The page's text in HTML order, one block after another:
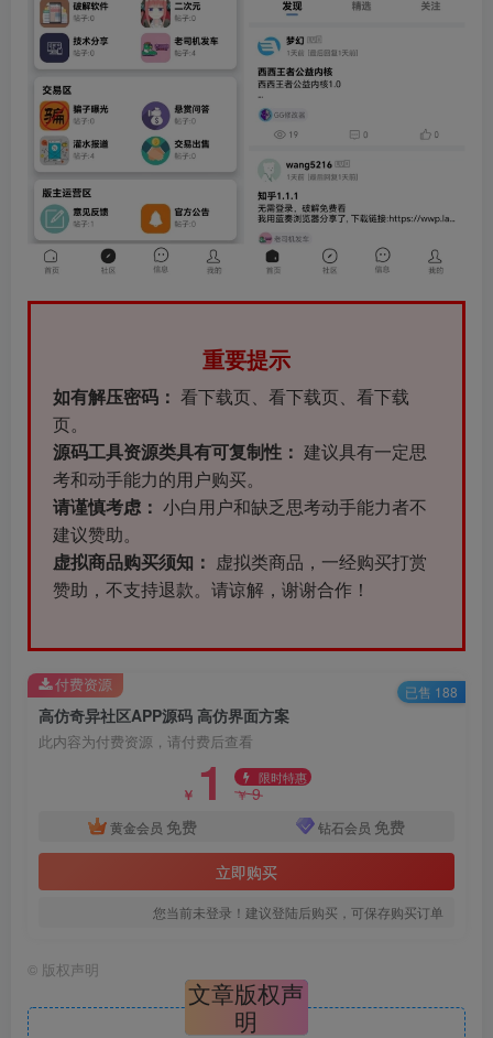
重要提示
如有解压密码： 看下载页、看下载页、看下载
页。
源码工具资源类具有可复制性：
建议具有一定思
考和动手能力的用户购买。
请谨慎考虑： 小白用户和缺乏思考动手能力者不
建议赞助。
虚拟商品购买须知：
虚拟类商品，一经购买打赏
赞助，不支持退款。请谅解，谢谢合作！
高仿奇异社区APP源码 高仿界面方案
此内容为付费资源，请付费后查看
￥ 1 限时特惠
￥9
黄金会员 免费 钻石会员 免费
立即购买
您当前未登录！建议登陆后购买，可保存购买订单
付费资源 已售 188
© 版权声明
文章版权声
明